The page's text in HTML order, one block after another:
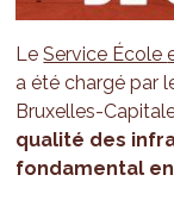
LeService École
a été chargé par
Bruxelles-
qualité des
fondamental